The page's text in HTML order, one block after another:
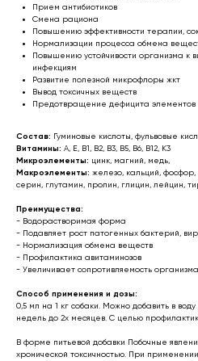
Прием антибиотиков
Смена рациона
Повышению эффективности терапии,
Нормализации процесса обмена
Повышению устойчивости организма к
инфекциям
Развитие полезной микрофлоры жкт
Вывод токсичных веществ
Предотвращение дефицита элементов
Состав: Гуминовые кислоты, фульвовые
Витамины: A, Е, B1, B2, В3, В5, B6, B12, K3
Микроэлементы: цинк, магний, медь,
Макроэлементы: железо, кальций,
серин, глутамин, пролин, глицин, лейцин,
Преимущества:
- Водорастворимая форма
- Подавляет рост патогенных бактерий,
- Нормализация обмена веществ
- Профилактика авитаминозов
- Увеличивает сопротивляемость
Способ применения и дозы:
0,5 мл на 1 кг собаки. Можно добавить в
недель до 2х месяцев. С целью
В форме питьевой добавки Побочные
хронической токсичностью. При
МЕНЮ
Каталог О компании
Наш блог
Пробные наборы
Акции и скидки